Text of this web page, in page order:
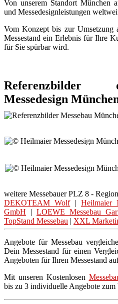
Von unserem Standort München
und Messedesignleistungen
Vom Konzept bis zur Umsetzung
Messestand ein Erlebnis für Ihre
für Sie spürbar wird.
Messedesign
weitere Messebauer PLZ 8 -
DEKOTEAM Wolf| Heilmaier
GmbH | LOEWE Messebau
TopStand Messebau | XXL
Angebote für Messebau
Dein Messestand für einen
Angeboten für Ihren Messestand
Mit unseren Kostenlosen
bis zu 3 individuelle Angebote zum